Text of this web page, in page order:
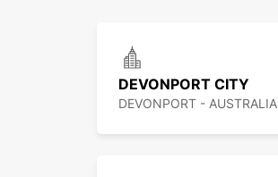
DEVONPORT CITY
DEVONPORT - AUSTRALIA